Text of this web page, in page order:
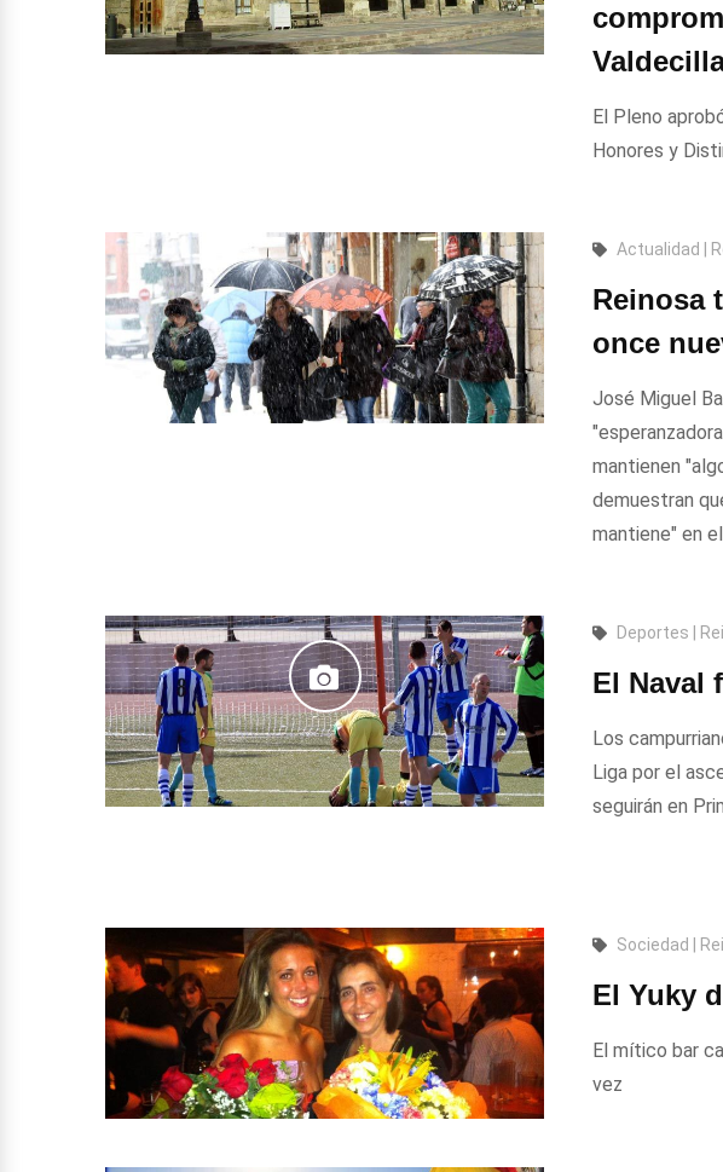
El Pleno
Honores y
Actualidad |
Reinosa
once
José Miguel
mantienen
demuestran
mantiene" en
Deportes |
El Naval
Los
Liga por el
seguirán en
Sociedad |
El Yuky
El mítico bar
vez